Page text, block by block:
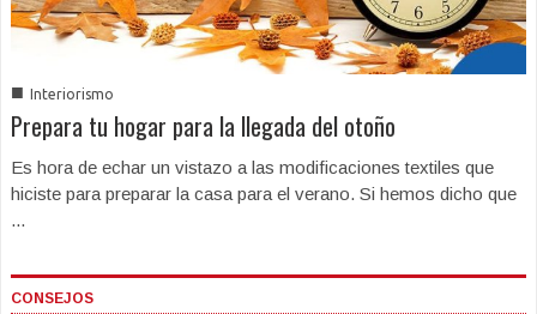
■ Interiorismo
Prepara tu hogar para la llegada del otoño
Es hora de echar un vistazo a las modificaciones textiles que
hiciste para preparar la casa para el verano. Si hemos dicho que
...
CONSEJOS